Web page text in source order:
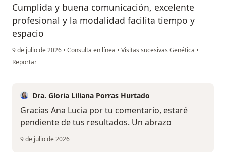
Cumplida y buena comunicación, excelente
profesional y la modalidad facilita tiempo y
espacio
9 de julio de 2026 • Consulta en línea • Visitas sucesivas Genética •
en opinión del usuario Ana Lucia
Reportar
Dra. Gloria Liliana Porras Hurtado
Gracias Ana Lucia por tu comentario, estaré
pendiente de tus resultados. Un abrazo
9 de julio de 2026